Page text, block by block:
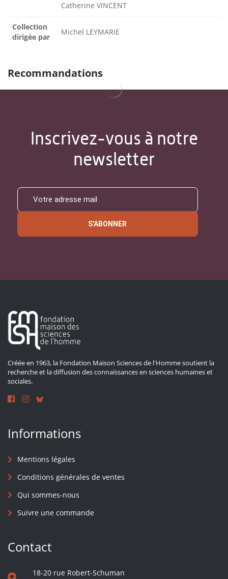
Catherine VINCENT
Collection
dirigée par
Michel LEYMARIE
Recommandations
Inscrivez-vous à notre
newsletter
S'ABONNER
Créée en 1963, la Fondation Maison Sciences de l'Homme soutient la
recherche et la diffusion des connaissances en sciences humaines et
sociales.
Informations
Mentions légales
Conditions générales de ventes
Qui sommes-nous
Suivre une commande
Contact
18-20 rue Robert-Schuman